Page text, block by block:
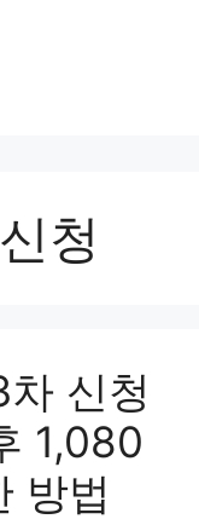
청
신청
1,080
방법